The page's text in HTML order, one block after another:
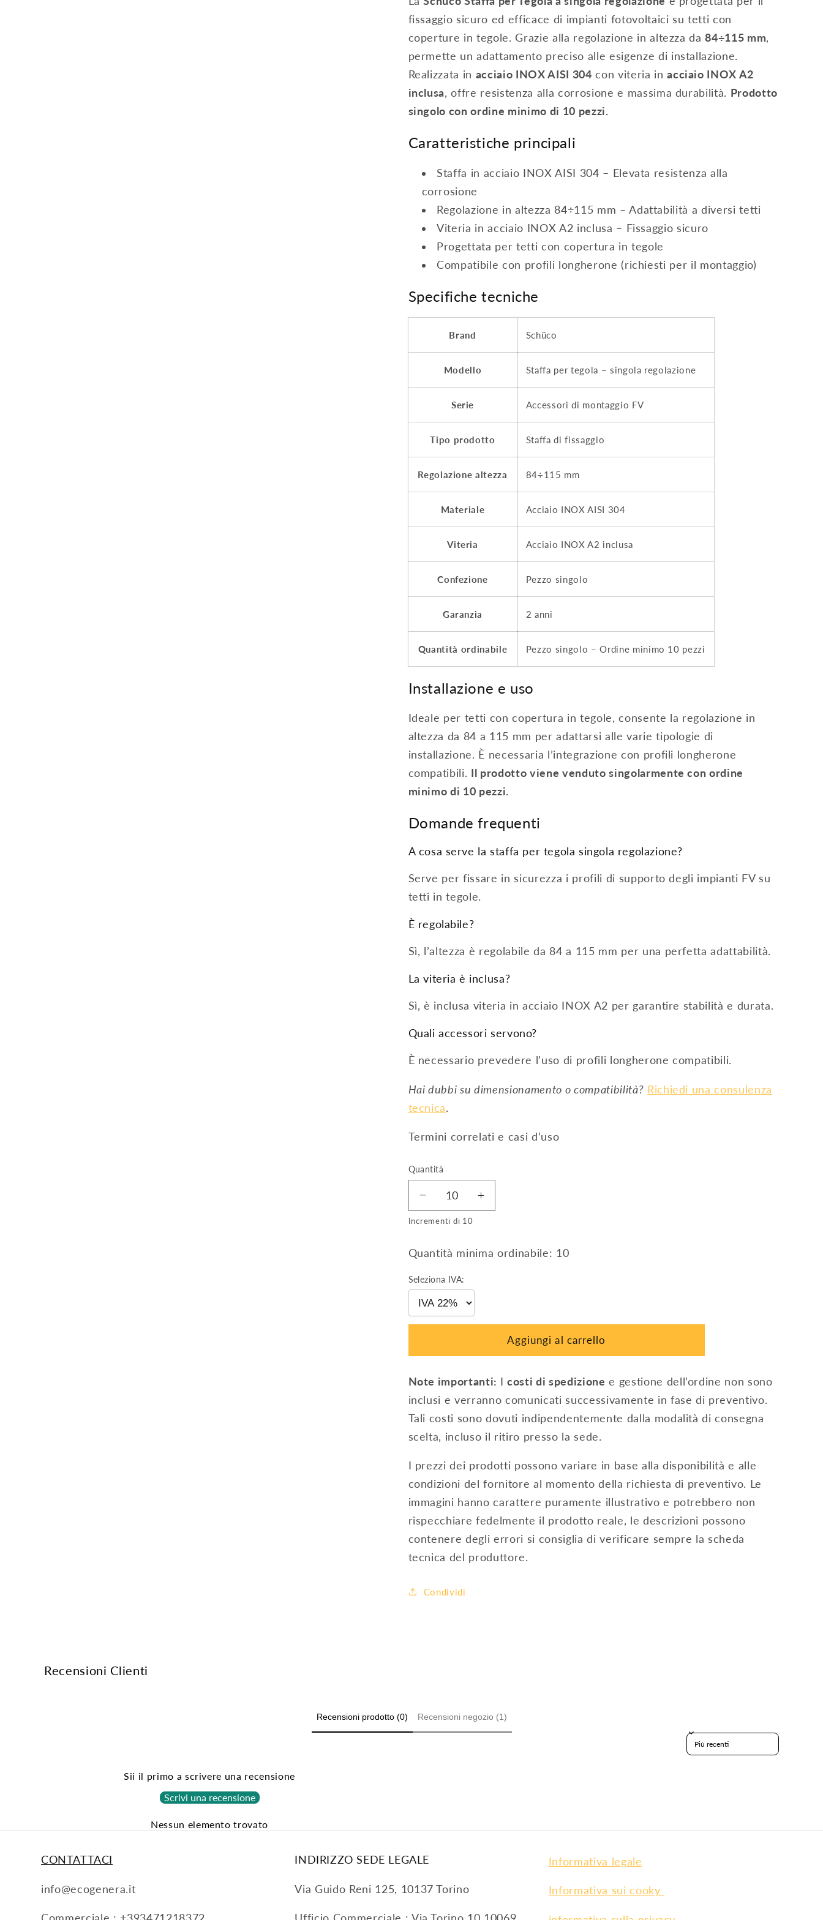
fissaggio sicuro ed efficace di impianti fotovoltaici su tetti con
coperture in tegole. Grazie alla regolazione in altezza da84÷115 mm,
permette un adattamento preciso alle esigenze di installazione.
Realizzata in acciaio INOX AISI 304 con viteria inacciaio INOX A2
inclusa, offre resistenza alla corrosione e massima durabilità. Prodotto
singolo con ordine minimo di 10 pezzi.
Caratteristiche principali
Staffa in acciaio INOX AISI 304 – Elevata resistenza alla
corrosione
Regolazione in altezza 84÷115 mm – Adattabilità a diversi tetti
Viteria in acciaio INOX A2 inclusa – Fissaggio sicuro
Progettata per tetti con copertura in tegole
Compatibile con profili longherone (richiesti per il montaggio)
Specifiche tecniche
Brand Schüco
Modello Staffa per tegola – singola regolazione
Serie Accessori di montaggio FV
Tipo prodotto Staffa di fissaggio
Regolazione altezza 84÷115 mm
Materiale Acciaio INOX AISI 304
Viteria Acciaio INOX A2 inclusa
Confezione Pezzo singolo
Garanzia 2 anni
Quantità ordinabile Pezzo singolo – Ordine minimo 10 pezzi
Installazione e uso
Ideale per tetti con copertura in tegole, consente la regolazione in
altezza da 84 a 115 mm per adattarsi alle varie tipologie di
installazione. È necessaria l’integrazione con profili longherone
compatibili. Il prodotto viene venduto singolarmente con ordine
minimo di 10 pezzi.
Domande frequenti
A cosa serve la staffa per tegola singola regolazione?
Serve per fissare in sicurezza i profili di supporto degli impianti FV su
tetti in tegole.
È regolabile?
Sì, l’altezza è regolabile da 84 a 115 mm per una perfetta adattabilità.
La viteria è inclusa?
Sì, è inclusa viteria in acciaio INOX A2 per garantire stabilità e durata.
Quali accessori servono?
È necessario prevedere l’uso di profili longherone compatibili.
Hai dubbi su dimensionamento o compatibilità? Richiedi una consulenza
tecnica.
Termini correlati e casi d’uso
Quantità
Diminuisci
quantità
per
-
singola
regolazione
(INOX)
Aumenta
quantità
per
(INOX)
Incrementi di 10
Quantità minima ordinabile: 10
Seleziona IVA:
Aggiungi al carrello
Note importanti: Icosti di spedizione e gestione dell’ordine non sono
inclusi e verranno comunicati successivamente in fase di preventivo.
Tali costi sono dovuti indipendentemente dalla modalità di consegna
scelta, incluso il ritiro presso la sede.
I prezzi dei prodotti possono variare in base alla disponibilità e alle
condizioni del fornitore al momento della richiesta di preventivo. Le
immagini hanno carattere puramente illustrativo e potrebbero non
rispecchiare fedelmente il prodotto reale, le descrizioni possono
contenere degli errori si consiglia di verificare sempre la scheda
tecnica del produttore.
Condividi
Recensioni Clienti
Recensioni prodotto (0) Recensioni negozio (1)
Sort reviews by
Sii il primo a scrivere una recensione
Scrivi una recensione
Nessun elemento trovato
CONTATTACI
info@ecogenera.it
INDIRIZZO SEDE LEGALE
Via Guido Reni 125, 10137 Torino
Informativa legale
Informativa sui cooky